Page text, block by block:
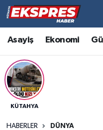
Asayiş Ekonomi
KÜTAHYA
HABERLER DÜNYA
Altıntaş
Asayiş
Aslanapa
Hava Durumu
Trafik Durumu
Süper Lig Puan